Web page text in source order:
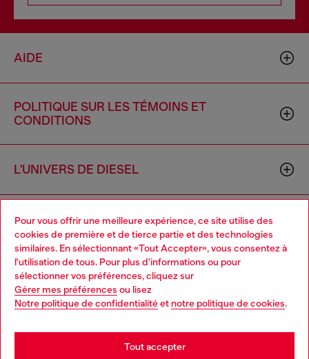
Pour vous offrir une meilleure expérience, ce site utilise des
cookies de première et de tierce partie et des technologies
similaires. En sélectionnant «Tout Accepter», vous consentez à
l'utilisation de tous. Pour plus d'informations ou pour
sélectionner vos préférences, cliquez sur
Gérer mes préférences ou lisez
Notre politique de confidentialitéet notre politique de cookies.
Tout accepter
AIDE
POLITIQUE SUR LES TÉMOINS ET
CONDITIONS
L'UNIVERS DE DIESEL
ENTREPRISE
Country: CA Language: FR
Choose your location
You are currently browsing Canada website, but it seems you
may be based in United States